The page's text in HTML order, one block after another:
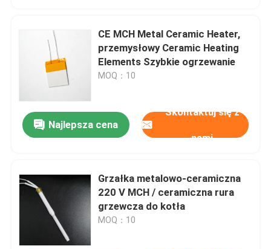
CE MCH Metal Ceramic Heater,
przemysłowy Ceramic Heating
Elements Szybkie ogrzewanie
MOQ：10
Najlepsza cena
Skontaktuj się z
nami
Grzałka metalowo-ceramiczna
220 V MCH / ceramiczna rura
grzewcza do kotła
MOQ：10